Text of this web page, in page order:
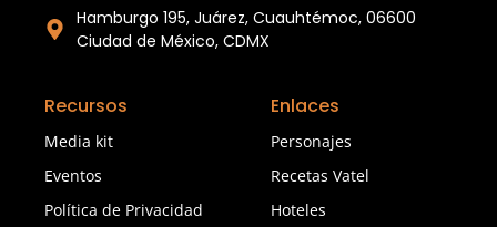
Hamburgo 195, Juárez, Cuauhtémoc, 06600
Ciudad de México, CDMX
Recursos
Media kit
Eventos
Política de Privacidad
Enlaces
Personajes
Recetas Vatel
Hoteles